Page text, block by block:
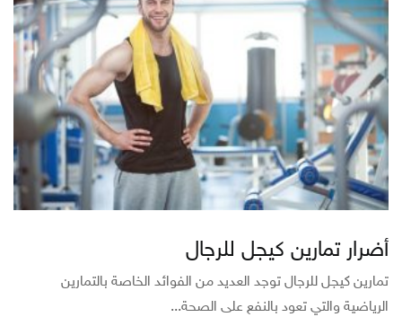
أضرار تمارين كيجل للرجال
تمارين كيجل للرجال توجد العديد من الفوائد الخاصة بالتمارين
الرياضية والتي تعود بالنفع على الصحة...